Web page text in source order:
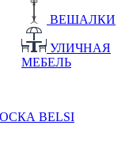
ВЕШАЛКИ
УЛИЧНАЯ
МЕБЕЛЬ
BELSI